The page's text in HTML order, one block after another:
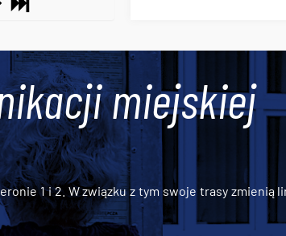
miejskiej
1 i 2. W związku z tym swoje trasy zmienią